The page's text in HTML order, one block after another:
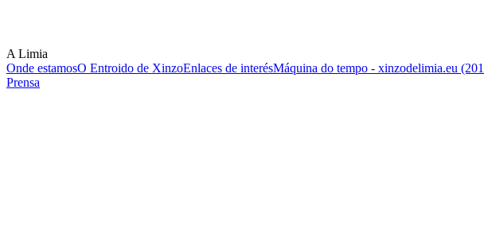
A Limia
Onde estamosO Entroido de XinzoEnlaces de interésMáquina do tempo - xinzodelimia.eu
Prensa